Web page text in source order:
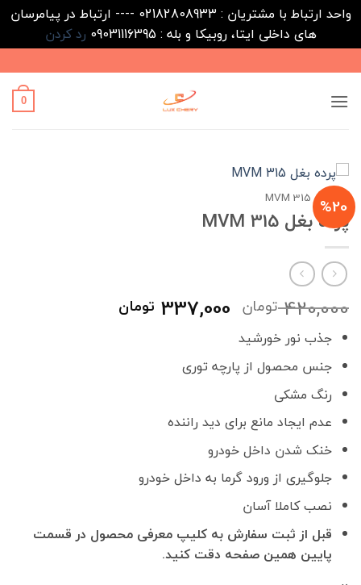
واحد ارتباط با مشتریان : 02182808933 ---- ارتباط در پیامرسان
های داخلی ایتا، روبیکا و بله : 09031116395
رد کردن
to
content
0
%20
خانه /
MVM 315
پرده بغل MVM 315
420,000 تومان قیمت
اصلی
بود.
337,000 تومان
جذب نور خورشید
جنس محصول از پارچه توری
رنگ مشکی
عدم ایجاد مانع برای دید راننده
خنک شدن داخل خودرو
جلوگیری از ورود گرما به داخل خودرو
نصب کاملا آسان
قبل از ثبت سفارش به کلیپ معرفی محصول در قسمت
پایین همین صفحه دقت کنید.